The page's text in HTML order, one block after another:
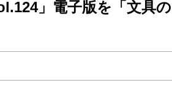
」電子版を「文具